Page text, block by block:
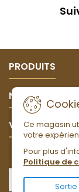
PRODUITS
NOTRE SOCIÉTÉ
VOTRECe magasin
votre
Pour plus
Politique de
Sortie